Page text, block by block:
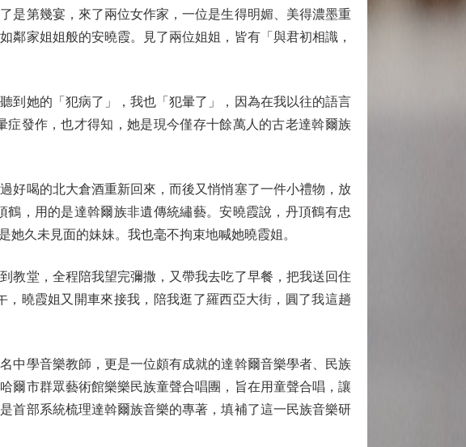
第幾宴，來了兩位女作家，一位是生得明媚、美得濃墨重
家姐姐般的安曉霞。見了兩位姐姐，皆有「與君初相識，
她的「犯病了」，我也「犯暈了」，因為在我以往的語言
發作，也才得知，她是現今僅存十餘萬人的古老達斡爾族
喝的北大倉酒重新回來，而後又悄悄塞了一件小禮物，放
，用的是達斡爾族非遺傳統繡藝。安曉霞說，丹頂鶴有忠
久未見面的妹妹。我也毫不拘束地喊她曉霞姐。
堂，全程陪我望完彌撒，又帶我去吃了早餐，把我送回住
曉霞姐又開車來接我，陪我逛了羅西亞大街，圓了我這趟
學音樂教師，更是一位頗有成就的達斡爾音樂學者、民族
爾市群眾藝術館樂樂民族童聲合唱團，旨在用童聲合唱，讓
首部系統梳理達斡爾族音樂的專著，填補了這一民族音樂研